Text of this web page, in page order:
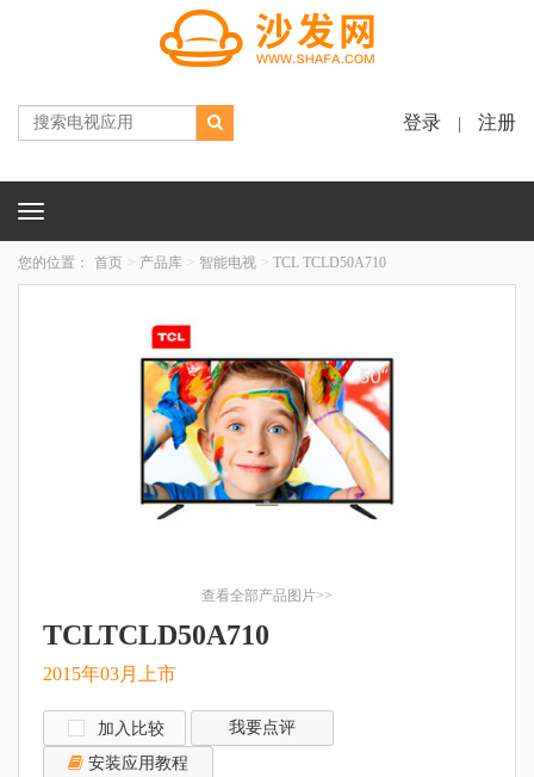
登录 注册
Toggle
您的位置： 首页 产品库 智能电视 TCL TCLD50A710
查看全部产品图片>>
TCLTCLD50A710
2015年03月上市
加入比较
我要点评
安装应用教程